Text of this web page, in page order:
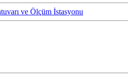
ve Ölçüm İstasyonu